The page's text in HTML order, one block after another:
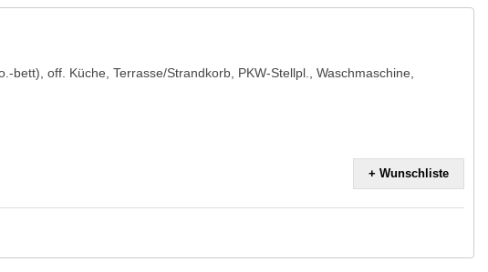
bett), off. Küche, Terrasse/Strandkorb, PKW-Stellpl., Waschmaschine,
+ Wunschliste